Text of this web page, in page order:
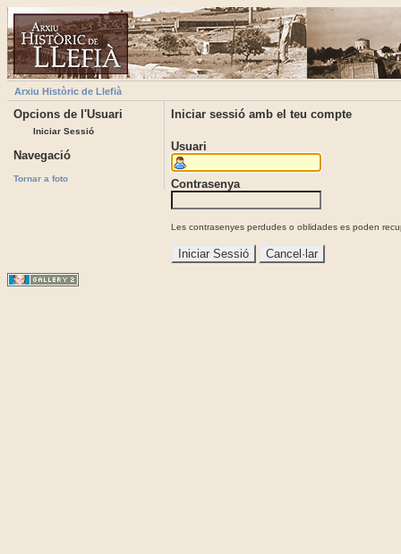
Arxiu Històric de Llefià
Opcions de l'Usuari
Iniciar Sessió
Navegació
Tornar a foto
Iniciar sessió amb el teu compte
Usuari
Contrasenya
Les contrasenyes perdudes o oblidades es poden